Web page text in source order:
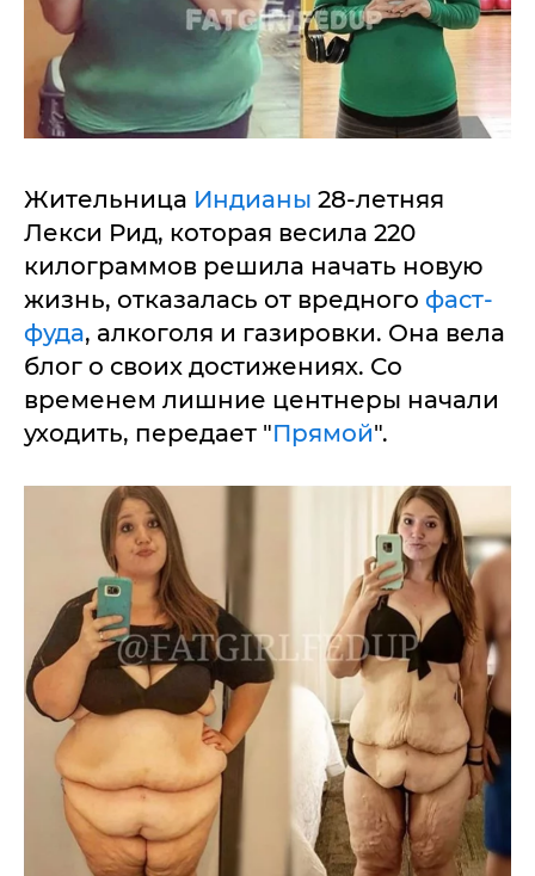
Жительница Индианы 28-летняя
Лекси Рид, которая весила 220
килограммов решила начать новую
жизнь, отказалась от вредного фаст-
фуда, алкоголя и газировки. Она вела
блог о своих достижениях. Со
временем лишние центнеры начали
уходить, передает "Прямой".